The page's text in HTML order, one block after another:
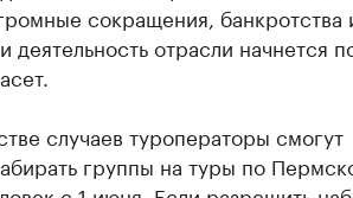
сокращения, банкротства
деятельность отрасли начнется
случаев туроператоры смогут
группы на туры по